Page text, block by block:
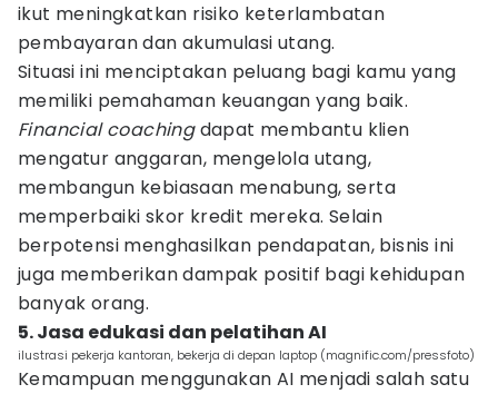
ikut meningkatkan risiko keterlambatan
pembayaran dan akumulasi utang.
Situasi ini menciptakan peluang bagi kamu yang
memiliki pemahaman keuangan yang baik.
Financial coachingdapat membantu klien
mengatur anggaran, mengelola utang,
membangun kebiasaan menabung, serta
memperbaiki skor kredit mereka. Selain
berpotensi menghasilkan pendapatan, bisnis ini
juga memberikan dampak positif bagi kehidupan
banyak orang.
5. Jasa edukasi dan pelatihan AI
ilustrasi pekerja kantoran, bekerja di depan laptop (magnific.com/pressfoto)
Kemampuan menggunakan AI menjadi salah satu